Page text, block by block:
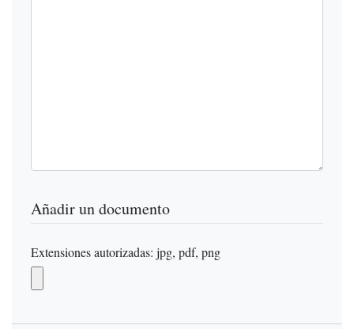
Añadir un documento
Extensiones autorizadas: jpg, pdf, png